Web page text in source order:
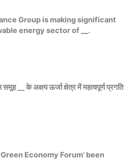
Group is making significant
energy sector of __.
__ के अक्षय ऊर्जा क्षेत्र में महत्वपूर्ण प्रगति
Economy Forum’ been